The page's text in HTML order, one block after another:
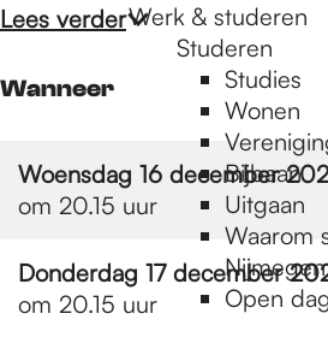
Werk & studeren
Studeren
Studies
Wonen
Bijbaan
Uitgaan
Waarom
Nijmegen
Open
Lees verder
Wanneer
Woensdag 16 december
om 20.15 uur
Donderdag 17 december
om 20.15 uur